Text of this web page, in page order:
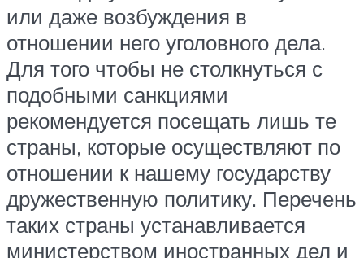
или даже возбуждения в
отношении него уголовного дела.
Для того чтобы не столкнуться с
подобными санкциями
рекомендуется посещать лишь те
страны, которые осуществляют по
отношении к нашему государству
дружественную политику. Перечень
таких страны устанавливается
министерством иностранных дел и